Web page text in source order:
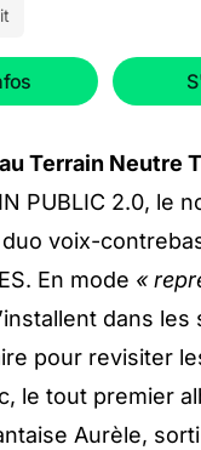
Terrain Neutre
PUBLIC 2.0, le
voix-
En mode «
dans les
pour revisiter
le tout premier
Aurèle,